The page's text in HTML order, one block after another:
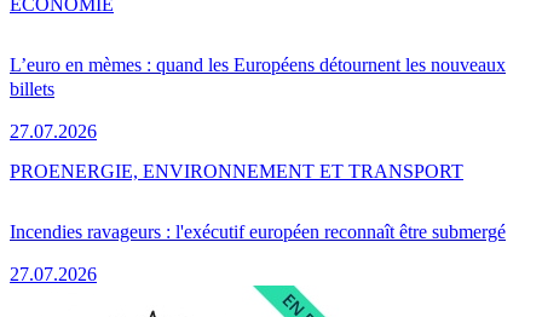
L’euro en mèmes : quand les Européens détournent les nouveaux
billets
27.07.2026
Incendies ravageurs : l'exécutif européen reconnaît être submergé
27.07.2026
PROENERGIE, ENVIRONNEMENT ET TRANSPORT